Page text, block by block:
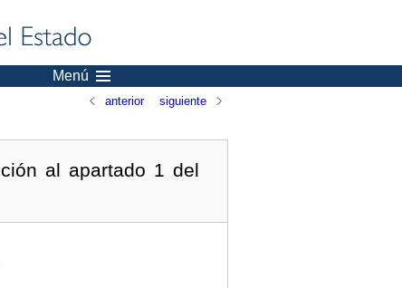
Menú
anterior siguiente
al apartado 1 del